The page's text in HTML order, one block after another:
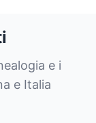
e i
e Italia